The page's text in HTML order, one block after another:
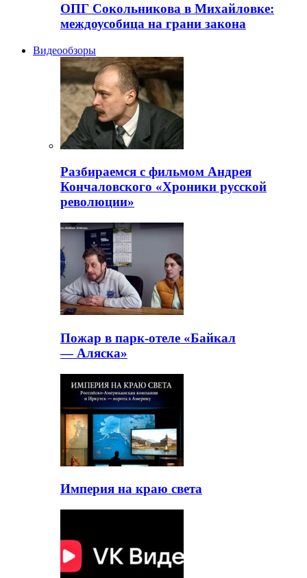
ОПГ Сокольникова в Михайловке:
междоусобица на грани закона
Видеообзоры
Разбираемся с фильмом Андрея
Кончаловского «Хроники русской
революции»
Пожар в парк-отеле «Байкал
— Аляска»
Империя на краю света